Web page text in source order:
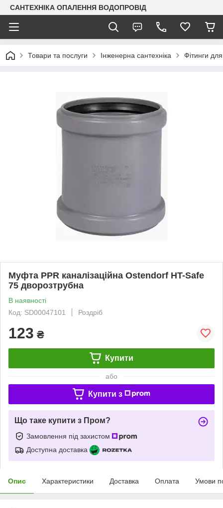
САНТЕХНІКА ОПАЛЕННЯ ВОДОПРОВІД
Товари та послуги Інженерна сантехніка Фітинги
Муфта PPR каналізаційна Ostendorf HT-Safe
75 дворозтрубна
В наявності
Код: SD00047101
Роздріб
123 ₴
Купити
або
Купити з
Що таке купити з Пром?
Замовлення під захистом
Доступна доставка
Опис Характеристики Доставка Оплата Умови